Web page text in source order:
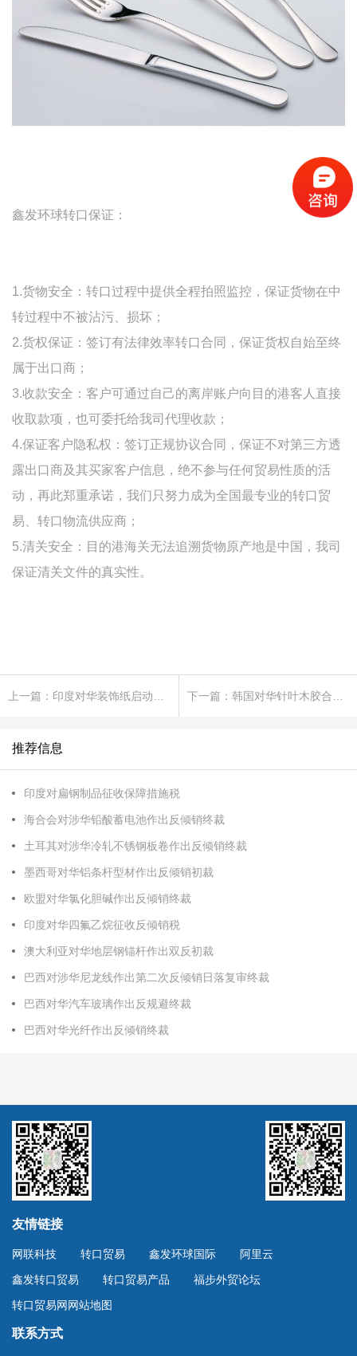
鑫发环球转口保证：
1.货物安全：转口过程中提供全程拍照监控，保证货物在中
转过程中不被沾污、损坏；
2.货权保证：签订有法律效率转口合同，保证货权自始至终
属于出口商；
3.收款安全：客户可通过自己的离岸账户向目的港客人直接
收取款项，也可委托给我司代理收款；
4.保证客户隐私权：签订正规协议合同，保证不对第三方透
露出口商及其买家客户信息，绝不参与任何贸易性质的活
动，再此郑重承诺，我们只努力成为全国最专业的转口贸
易、转口物流供应商；
5.清关安全：目的港海关无法追溯货物原产地是中国，我司
保证清关文件的真实性。
推荐信息
印度对扁钢制品征收保障措施税
海合会对涉华铅酸蓄电池作出反倾销终裁
土耳其对涉华冷轧不锈钢板卷作出反倾销终裁
墨西哥对华铝条杆型材作出反倾销初裁
欧盟对华氯化胆碱作出反倾销终裁
印度对华四氟乙烷征收反倾销税
澳大利亚对华地层钢锚杆作出双反初裁
巴西对涉华尼龙线作出第二次反倾销日落复审终裁
巴西对华汽车玻璃作出反规避终裁
巴西对华光纤作出反倾销终裁
友情链接
网联科技 转口贸易 鑫发环球国际
阿里云
鑫发转口贸易
转口贸易产品
福步外贸论坛
转口贸易网网站地图
联系方式